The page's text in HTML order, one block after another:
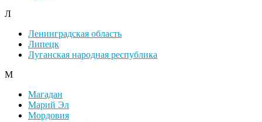
Л
Ленинградская область
Липецк
Луганская народная республика
М
Магадан
Марий Эл
Мордовия